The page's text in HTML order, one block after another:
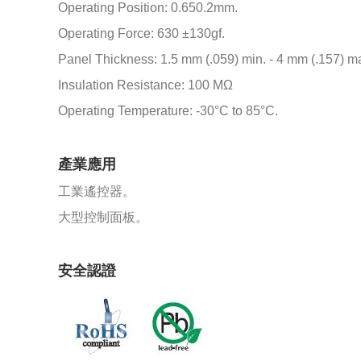
Operating Position: 0.650.2mm.
Operating Force: 630 ±130gf.
Panel Thickness: 1.5 mm (.059) min. - 4 mm (.157)
Insulation Resistance: 100 MΩ
Operating Temperature: -30°C to 85°C.
產業應用
工業遙控器。
大型控制面板。
安全認證